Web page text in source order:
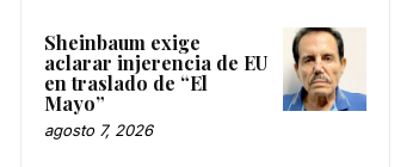
Sheinbaum exige
aclarar injerencia de EU
en traslado de “El
Mayo”
agosto 7, 2026